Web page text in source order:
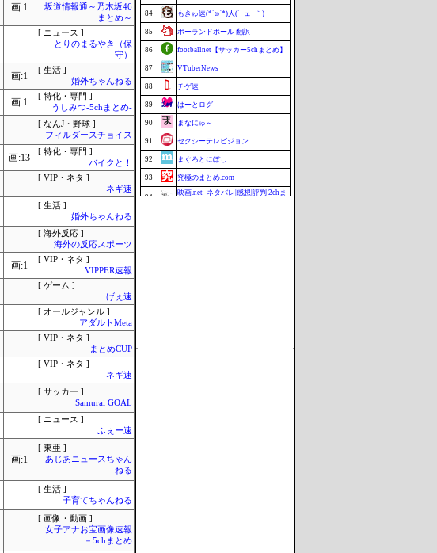
画:1
坂道情報通～乃木坂46
まとめ～
[ ニュース ]
とりのまるやき（保
守）
画:1
[ 生活 ]
婚外ちゃんねる
画:1
[ 特化・専門 ]
うしみつ-5chまとめ-
[ なんJ・野球 ]
フィルダースチョイス
画:13
[ 特化・専門 ]
バイクと！
[ VIP・ネタ ]
ネギ速
[ 生活 ]
婚外ちゃんねる
[ 海外反応 ]
海外の反応スポーツ
画:1
[ VIP・ネタ ]
VIPPER速報
[ ゲーム ]
げぇ速
[ オールジャンル ]
アダルトMeta
[ VIP・ネタ ]
まとめCUP
[ VIP・ネタ ]
ネギ速
[ サッカー ]
Samurai GOAL
[ ニュース ]
ふぇー速
画:1
[ 東亜 ]
あじあニュースちゃん
ねる
[ 生活 ]
子育てちゃんねる
[ 画像・動画 ]
女子アナお宝画像速報
－5chまとめ
84 もきゅ速(*´ω`*)人(´･ェ･｀)
85 ポーランドボール 翻訳
86 footballnet【サッカー5chまとめ】
87 VTuberNews
88 チゲ速
89 はーとログ
90 まなにゅ～
91 セクシーテレビジョン
92 まぐろとにぼし
93 究極のまとめ.com
94
映画.net -ネタバレ|感想|評判 2chま